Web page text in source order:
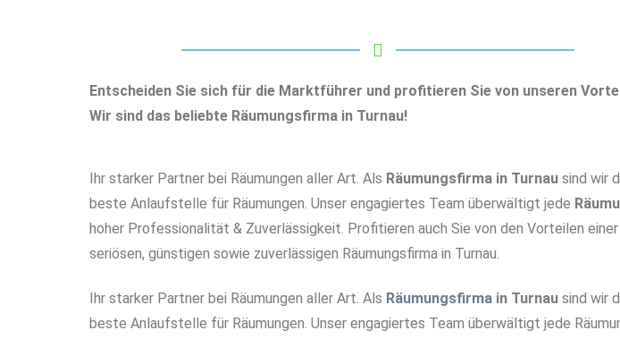
Entscheiden Sie sich für die Marktführer und profitieren Sie von unseren
Wir sind das beliebte Räumungsfirma in Turnau!
Ihr starker Partner bei Räumungen aller Art. Als Räumungsfirma in Turnau sind wir
beste Anlaufstelle für Räumungen. Unser engagiertes Team überwältigt jede
hoher Professionalität & Zuverlässigkeit. Profitieren auch Sie von den Vorteilen einer
seriösen, günstigen sowie zuverlässigen Räumungsfirma in Turnau.
Ihr starker Partner bei Räumungen aller Art. Als Räumungsfirma in Turnau sind wir
beste Anlaufstelle für Räumungen. Unser engagiertes Team überwältigt jede